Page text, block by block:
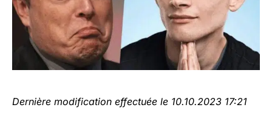
Dernière modification effectuée le 10.10.2023 17:21